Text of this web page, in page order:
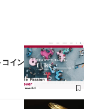
イン購入を開始